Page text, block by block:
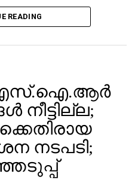
അറിയിച്ചു.
ചെയ്തസംഭവം
READING
എസ്.ഐ.ആര്‍
നീട്ടില്ല;
നടപടി;